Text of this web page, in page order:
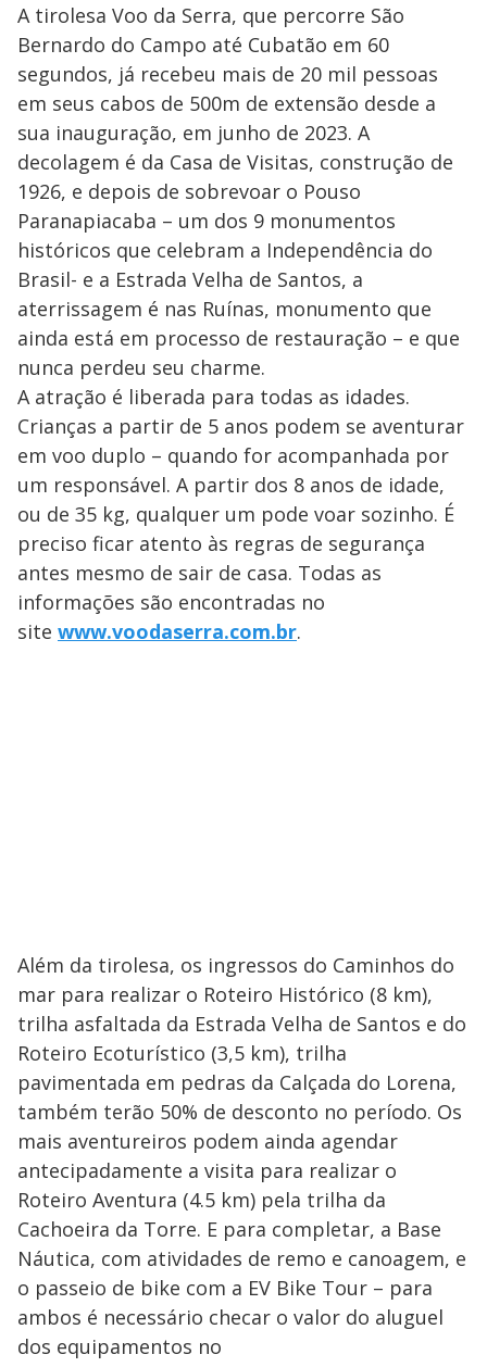
A tirolesa Voo da Serra, que percorre São
Bernardo do Campo até Cubatão em 60
segundos, já recebeu mais de 20 mil pessoas
em seus cabos de 500m de extensão desde a
sua inauguração, em junho de 2023. A
decolagem é da Casa de Visitas, construção de
1926, e depois de sobrevoar o Pouso
Paranapiacaba – um dos 9 monumentos
históricos que celebram a Independência do
Brasil- e a Estrada Velha de Santos, a
aterrissagem é nas Ruínas, monumento que
ainda está em processo de restauração – e que
nunca perdeu seu charme.
A atração é liberada para todas as idades.
Crianças a partir de 5 anos podem se aventurar
em voo duplo – quando for acompanhada por
um responsável. A partir dos 8 anos de idade,
ou de 35 kg, qualquer um pode voar sozinho. É
preciso ficar atento às regras de segurança
antes mesmo de sair de casa. Todas as
informações são encontradas no
site www.voodaserra.com.br.
Além da tirolesa, os ingressos do Caminhos do
mar para realizar o Roteiro Histórico (8 km),
trilha asfaltada da Estrada Velha de Santos e do
Roteiro Ecoturístico (3,5 km), trilha
pavimentada em pedras da Calçada do Lorena,
também terão 50% de desconto no período. Os
mais aventureiros podem ainda agendar
antecipadamente a visita para realizar o
Roteiro Aventura (4.5 km) pela trilha da
Cachoeira da Torre. E para completar, a Base
Náutica, com atividades de remo e canoagem, e
o passeio de bike com a EV Bike Tour – para
ambos é necessário checar o valor do aluguel
dos equipamentos no